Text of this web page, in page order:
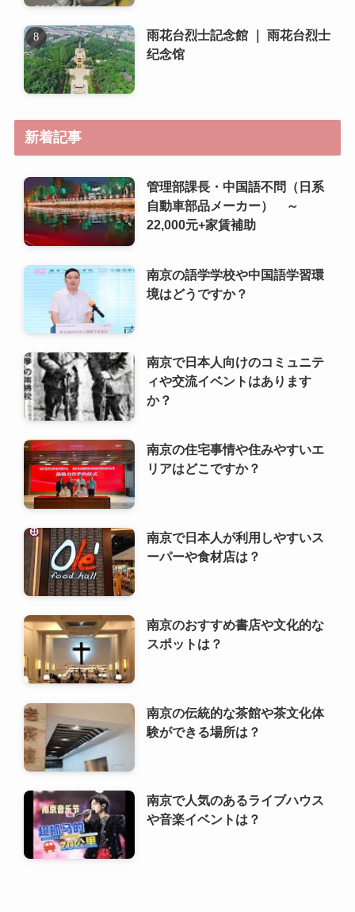
雨花台烈士記念館 ｜ 雨花台烈士
纪念馆
新着記事
管理部課長・中国語不問（日系
自動車部品メーカー） ～
22,000元+家賃補助
南京の語学学校や中国語学習環
境はどうですか？
南京で日本人向けのコミュニテ
ィや交流イベントはあります
か？
南京の住宅事情や住みやすいエ
リアはどこですか？
南京で日本人が利用しやすいス
ーパーや食材店は？
南京のおすすめ書店や文化的な
スポットは？
南京の伝統的な茶館や茶文化体
験ができる場所は？
南京で人気のあるライブハウス
や音楽イベントは？